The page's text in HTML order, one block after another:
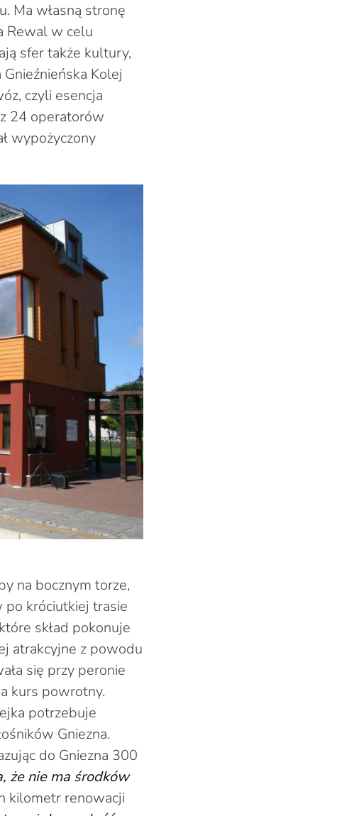
Ma własną stronę
Rewal w celu
sfer także kultury,
Kolej
czyli esencja
24 operatorów
wypożyczony
na bocznym torze,
po króciutkiej trasie
skład pokonuje
atrakcyjne z powodu
się przy peronie
kurs powrotny.
potrzebuje
Gniezna.
do Gniezna 300
że nie ma środków
kilometr renowacji